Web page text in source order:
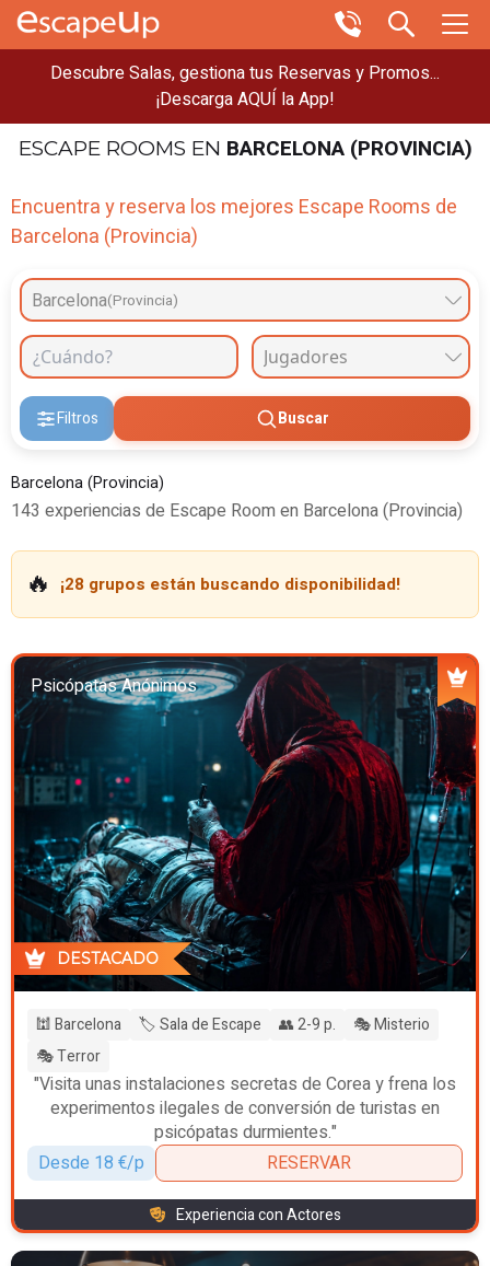
Descubre Salas, gestiona tus Reservas y Promos...
¡Descarga AQUÍ la App!
ESCAPE ROOMS EN BARCELONA (PROVINCIA)
Encuentra y reserva los mejores Escape Rooms de
Barcelona (Provincia)
Barcelona(Provincia)
Filtros Buscar
Barcelona (Provincia)
143 experiencias de Escape Room en Barcelona (Provincia)
🔥 ¡28 grupos están buscando disponibilidad!
Psicópatas Anónimos
DESTACADO
🕍 Barcelona 🏷️ Sala de Escape 👥 2-9 p.
🎭 Misterio
🎭 Terror
"Visita unas instalaciones secretas de Corea y frena los
experimentos ilegales de conversión de turistas en
psicópatas durmientes."
Desde 18 €/p
RESERVAR
Experiencia con Actores